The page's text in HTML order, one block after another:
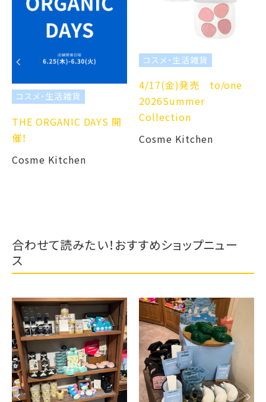
コスメ・生活雑貨
THE ORGANIC DAYS 開
催！
Cosme Kitchen
コスメ・生活雑貨
4/17(金)発売 to/one
2026Summer
Collection
Cosme Kitchen
合わせて読みたい！おすすめショップニュー
ス